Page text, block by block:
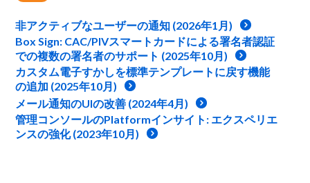
非アクティブなユーザーの通知 (2026年1月)
Box Sign: CAC/PIVスマートカードによる署名者認証
での複数の署名者のサポート (2025年10月)
カスタム電子すかしを標準テンプレートに戻す機能
の追加 (2025年10月)
メール通知のUIの改善 (2024年4月)
管理コンソールのPlatformインサイト: エクスペリエ
ンスの強化 (2023年10月)